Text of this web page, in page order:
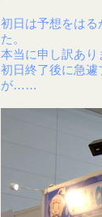
初日は予想をは
た。
本当に申し訳あり
初日終了後に急
が……